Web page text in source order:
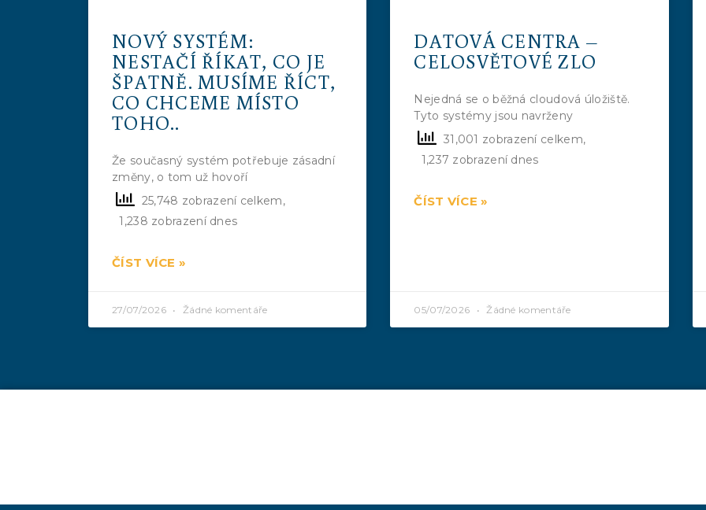
NOVÝ SYSTÉM:
NESTAČÍ ŘÍKAT, CO JE
ŠPATNĚ. MUSÍME ŘÍCT,
CO CHCEME MÍSTO
TOHO..
Že současný systém potřebuje zásadní
změny, o tom už hovoří
25,748 zobrazení celkem,
1,238 zobrazení dnes
ČÍST VÍCE »
27/07/2026 Žádné komentáře
DATOVÁ CENTRA –
CELOSVĚTOVÉ ZLO
Nejedná se o běžná cloudová úložiště.
Tyto systémy jsou navrženy
31,001 zobrazení celkem,
1,237 zobrazení dnes
ČÍST VÍCE »
05/07/2026 Žádné komentáře